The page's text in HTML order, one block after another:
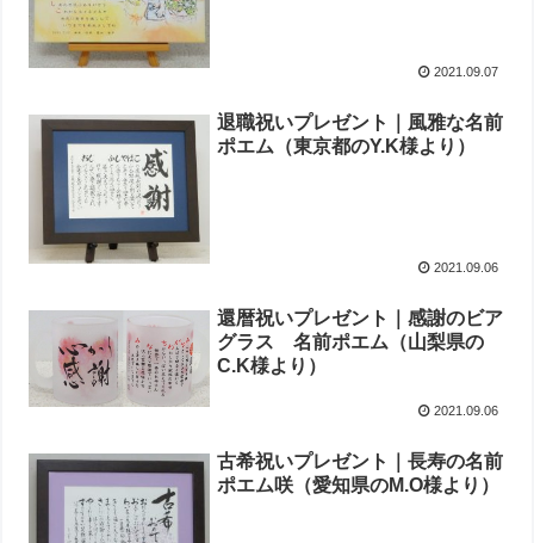
2021.09.07
退職祝いプレゼント｜風雅な名前
ポエム（東京都のY.K様より）
2021.09.06
還暦祝いプレゼント｜感謝のビア
グラス 名前ポエム（山梨県の
C.K様より）
2021.09.06
古希祝いプレゼント｜長寿の名前
ポエム咲（愛知県のM.O様より）